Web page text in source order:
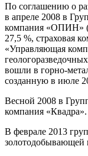
По соглашению о
в апреле 2008 в
компания «ОПИН»
27,5 %, страховая
«Управляющая
вошли в горно-
созданную в июле
Весной 2008 в
компания «Квадра».
В феврале 2013
золотодобывающей